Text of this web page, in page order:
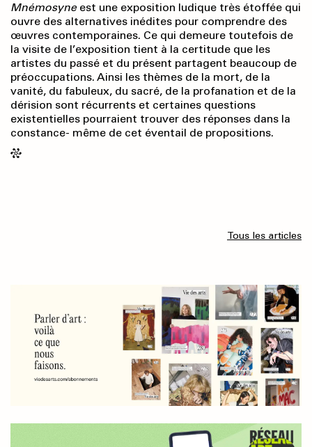
Mnémosyneest une exposition ludique très étoffée qui
ouvre des alternatives inédites pour comprendre des
œuvres contemporaines. Ce qui demeure toutefois de
la visite de l’exposition tient à la certitude que les
artistes du passé et du présent partagent beaucoup de
préoccupations. Ainsi les thèmes de la mort, de la
vanité, du fabuleux, du sacré, de la profanation et de la
dérision sont récurrents et certaines questions
existentielles pourraient trouver des réponses dans la
constance- même de cet éventail de propositions.
Tous les articles